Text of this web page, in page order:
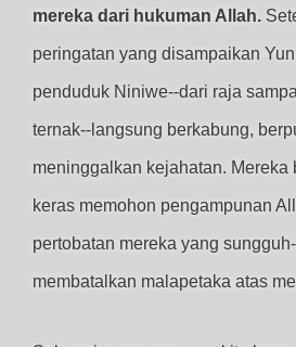
mereka dari hukuman Allah.
peringatan yang disampaikan
penduduk Niniwe--dari raja
ternak--langsung berkabung,
meninggalkan kejahatan. Mereka
keras memohon pengampunan
pertobatan mereka yang
membatalkan malapetaka atas